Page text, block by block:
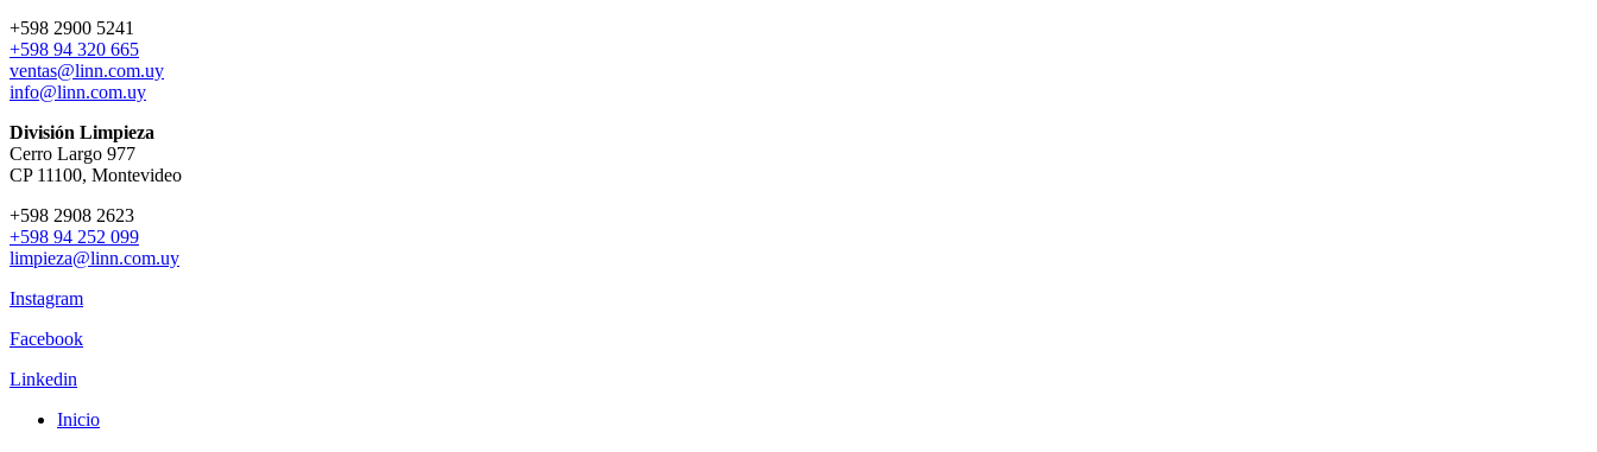
+598 2900 5241
+598 94 320 665
ventas@linn.com.uy
info@linn.com.uy
División Limpieza
Cerro Largo 977
CP 11100, Montevideo
+598 2908 2623
+598 94 252 099
limpieza@linn.com.uy
Instagram
Facebook
Linkedin
Inicio